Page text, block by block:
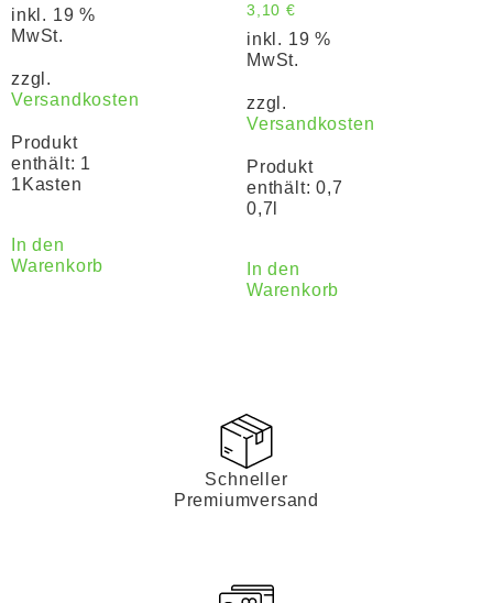
inkl. 19 %
MwSt.
zzgl.
Versandkosten
Produkt
enthält: 1
1Kasten
In den
Warenkorb
3,10 €
inkl. 19 %
MwSt.
zzgl.
Versandkosten
Produkt
enthält: 0,7
0,7l
In den
Warenkorb
Schneller
Premiumversand